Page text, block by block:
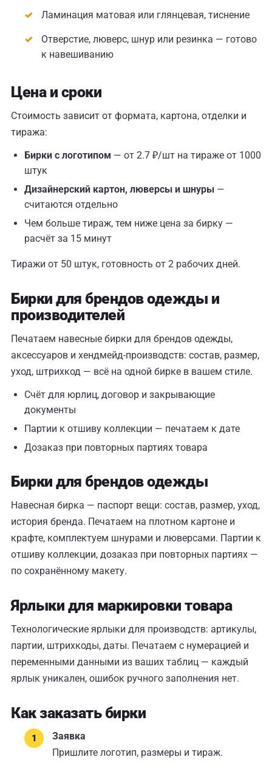
Ламинация матовая или глянцевая, тиснение
Отверстие, люверс, шнур или резинка — готово
к навешиванию
Цена и сроки
Стоимость зависит от формата, картона, отделки и
тиража:
Бирки с логотипом — от 2.7 ₽/шт на тираже от 1000
штук
Дизайнерский картон, люверсы и шнуры —
считаются отдельно
Чем больше тираж, тем ниже цена за бирку —
расчёт за 15 минут
Тиражи от 50 штук, готовность от 2 рабочих дней.
Бирки для брендов одежды и
производителей
Печатаем навесные бирки для брендов одежды,
аксессуаров и хендмейд-производств: состав, размер,
уход, штрихкод — всё на одной бирке в вашем стиле.
Счёт для юрлиц, договор и закрывающие
документы
Партии к отшиву коллекции — печатаем к дате
Дозаказ при повторных партиях товара
Бирки для брендов одежды
Навесная бирка — паспорт вещи: состав, размер, уход,
история бренда. Печатаем на плотном картоне и
крафте, комплектуем шнурами и люверсами. Партии к
отшиву коллекции, дозаказ при повторных партиях —
по сохранённому макету.
Ярлыки для маркировки товара
Технологические ярлыки для производств: артикулы,
партии, штрихкоды, даты. Печатаем с нумерацией и
переменными данными из ваших таблиц — каждый
ярлык уникален, ошибок ручного заполнения нет.
Как заказать бирки
Заявка
Пришлите логотип, размеры и тираж.